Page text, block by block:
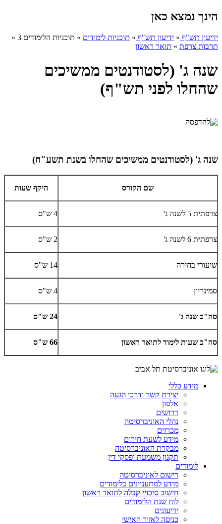
הינך נמצא כאן
ידיעון תש"ף » ידיעון תש"ף » תוכניות לימודים » תוכניות הלימודים 3
»
תרבות צרפת » תואר ראשון
שנה ג' (לסטודנטים ממשיכים
שהחלו לפני תש"ף)
שנה ג' (לסטודנטים ממשיכים שהחלו בשנת תשע"ח)
שם הקורס היקף שעות
צרפתית 5 לשנה ג' 4 ש"ס
צרפתית 6 לשנה ג' 2 ש"ס
שיעורי בחירה 14 ש"ס
סמינריון 4 ש"ס
סה"כ שנה ג' 24 ש"ס
סה"כ שעות לימוד לתואר ראשון 66 ש"ס
מידע כללי
יצירת קשר ודרכי הגעה
אלפון
דרושים
נהלי האוניברסיטה
מכרזים
מידע לשעת חירום
מבקרת האוניברסיטה
תקנון משמעת ופסקי דין
לימודים
רישום לאוניברסיטה
מידע למתעניינים בלימודים
חישוב סיכויי קבלה לתואר ראשון
לוח שנת הלימודים
ידיעונים
כניסה לאזור האישי